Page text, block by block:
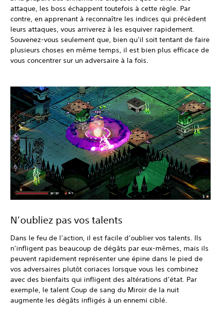
attaque, les boss échappent toutefois à cette règle. Par
contre, en apprenant à reconnaître les indices qui précèdent
leurs attaques, vous arriverez à les esquiver rapidement.
Souvenez-vous seulement que, bien qu’il soit tentant de faire
plusieurs choses en même temps, il est bien plus efficace de
vous concentrer sur un adversaire à la fois.
N’oubliez pas vos talents
Dans le feu de l’action, il est facile d’oublier vos talents. Ils
n’infligent pas beaucoup de dégâts par eux-mêmes, mais ils
peuvent rapidement représenter une épine dans le pied de
vos adversaires plutôt coriaces lorsque vous les combinez
avec des bienfaits qui infligent des altérations d’état. Par
exemple, le talent Coup de sang du Miroir de la nuit
augmente les dégâts infligés à un ennemi ciblé.